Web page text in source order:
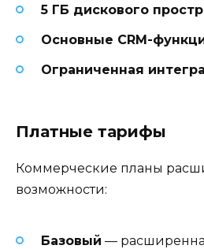
5 ГБ дискового
Основные CRM-
Ограниченная
Платные тарифы
Коммерческие планы
возможности:
Базовый —